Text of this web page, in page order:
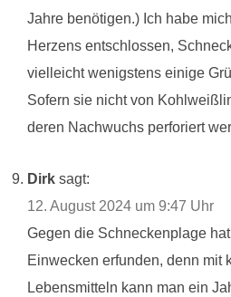
Jahre benötigen.) Ich habe
Herzens entschlossen,
vielleicht wenigstens einige
Sofern sie nicht von
deren Nachwuchs perforiert
Dirk sagt:
12. August 2024 um 9:47 Uhr
Gegen die Schneckenplage
Einwecken erfunden, denn mit
Lebensmitteln kann man ein